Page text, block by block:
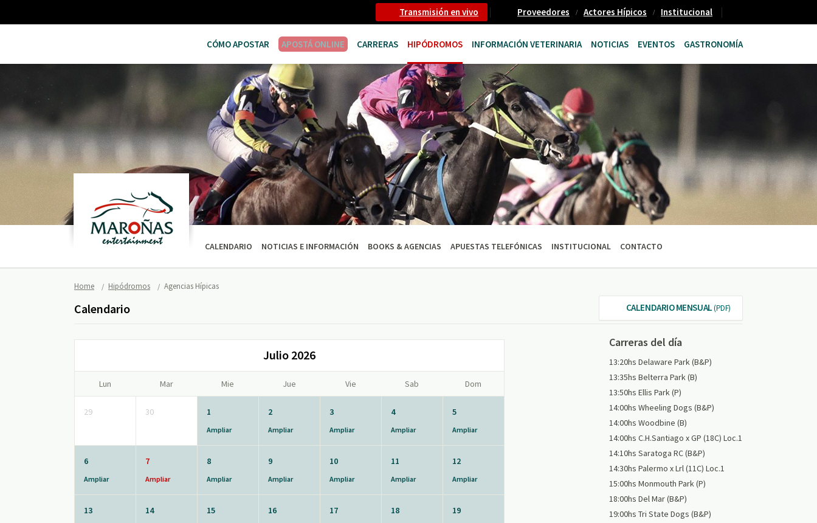
Transmisión en vivo Proveedores Actores Hípicos Institucional
CÓMO APOSTAR APOSTÁ ONLINE CARRERAS HIPÓDROMOS INFORMACIÓN VETERINARIA NOTICIAS EVENTOS GASTRONOMÍA
CALENDARIO NOTICIAS E INFORMACIÓN BOOKS & AGENCIAS APUESTAS TELEFÓNICAS INSTITUCIONAL CONTACTO
Home Hipódromos Agencias Hípicas
Calendario CALENDARIO MENSUAL(PDF)
Julio 2026
Lun Mar Mie Jue Vie Sab Dom
29 30 1
Ampliar
2
Ampliar
3
Ampliar
4
Ampliar
5
Ampliar
6
Ampliar
7
Ampliar
8
Ampliar
9
Ampliar
10
Ampliar
11
Ampliar
12
Ampliar
13 14 15 16 17 18 19
Carreras del día
13:20hs Delaware Park (B&P)
13:35hs Belterra Park (B)
13:50hs Ellis Park (P)
14:00hs Wheeling Dogs (B&P)
14:00hs Woodbine (B)
14:00hs C.H.Santiago x GP (18C) Loc.1
14:10hs Saratoga RC (B&P)
14:30hs Palermo x Lrl (11C) Loc.1
15:00hs Monmouth Park (P)
18:00hs Del Mar (B&P)
19:00hs Tri State Dogs (B&P)